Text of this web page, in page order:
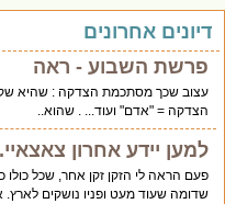
אחרונים
פרשת השבוע - ראה
עצוב שכך מסתכמת הצדקה : שהיא
הצדקה = "אדם" ועוד... . שהוא..
למען יידע אחרון
פעם הראה לי הזקן זקן אחר, שכל כולו
שדומה שעוד מעט ופניו נושקים לארץ.